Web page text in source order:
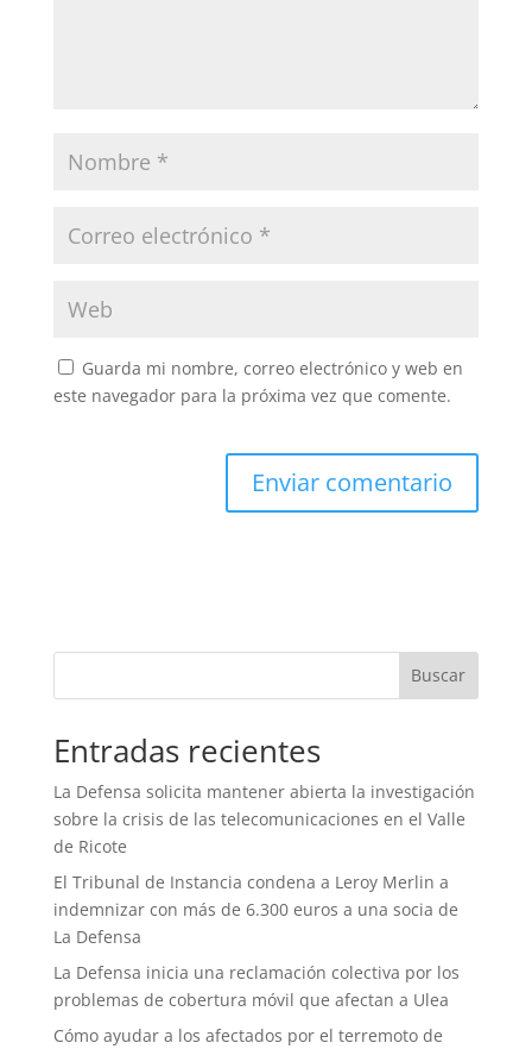
Guarda mi nombre, correo electrónico y web en
este navegador para la próxima vez que comente.
Buscar
Entradas recientes
La Defensa solicita mantener abierta la investigación
sobre la crisis de las telecomunicaciones en el Valle
de Ricote
El Tribunal de Instancia condena a Leroy Merlin a
indemnizar con más de 6.300 euros a una socia de
La Defensa
La Defensa inicia una reclamación colectiva por los
problemas de cobertura móvil que afectan a Ulea
Cómo ayudar a los afectados por el terremoto de